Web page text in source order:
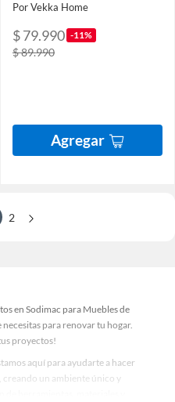
Por Vekka Home
$ 79.990 -11%
$ 89.990
Agregar
2
en Sodimac para Muebles de
para renovar tu hogar.
proyectos!
aquí para ayudarte a hacer
creando un ambiente único y